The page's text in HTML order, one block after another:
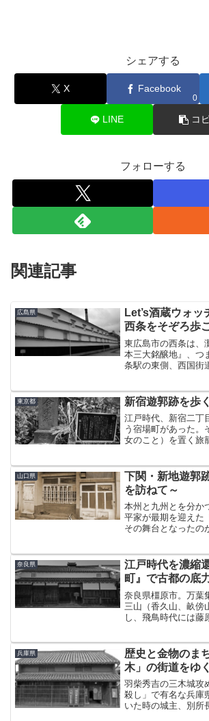
シェアする
X Facebook
0
LINE コ
フォローする
関連記事
広島県
Let’s酒蔵ウォッ
西条をそぞろ歩
東広島市の西条は、
本三大銘醸地』、つ
条駅の東側、西国街
いる。灘と伏見は何
る、という人も多い
東京都 新宿遊郭跡を歩
江戸時代、新宿二丁
う宿場町があった。
女のこと）を置く旅
寺」というお寺があ
酷な仕事で病死した
山口県
下関・新地遊郭
を訪ねて～
本州と九州とを分か
平家が最期を迎えた
その舞台となったの
かったこの場所によ
ができた。目的地へ
奈良県
江戸時代を濃縮
町』で古都の底
奈良県橿原市。万葉
三山（香久山、畝傍
し、飛鳥時代には藤
も屈指の江戸時代か
いる。今井町のあら
兵庫県
歴史と金物のま
木」の街道をゆく
羽柴秀吉の三木城攻
殺し」で有名な兵庫
いた時の城主、別所